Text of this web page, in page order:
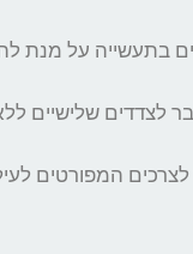
בתעשייה על מנת
לצדדים שלישיים
המפורטים